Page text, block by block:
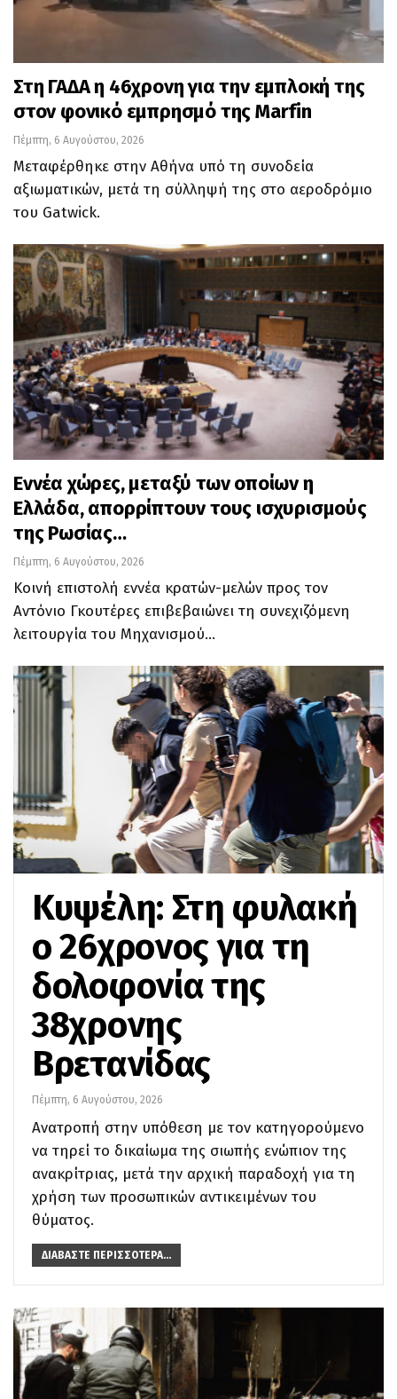
Στη ΓΑΔΑ η 46χρονη για την εμπλοκή της
στον φονικό εμπρησμό της Marfin
Πέμπτη, 6 Αυγούστου, 2026
Μεταφέρθηκε στην Αθήνα υπό τη συνοδεία
αξιωματικών, μετά τη σύλληψή της στο αεροδρόμιο
του Gatwick.
Εννέα χώρες, μεταξύ των οποίων η
Ελλάδα, απορρίπτουν τους ισχυρισμούς
της Ρωσίας…
Πέμπτη, 6 Αυγούστου, 2026
Κοινή επιστολή εννέα κρατών-μελών προς τον
Αντόνιο Γκουτέρες επιβεβαιώνει τη συνεχιζόμενη
λειτουργία του Μηχανισμού…
Κυψέλη: Στη φυλακή
ο 26χρονος για τη
δολοφονία της
38χρονης
Βρετανίδας
Πέμπτη, 6 Αυγούστου, 2026
Ανατροπή στην υπόθεση με τον κατηγορούμενο
να τηρεί το δικαίωμα της σιωπής ενώπιον της
ανακρίτριας, μετά την αρχική παραδοχή για τη
χρήση των προσωπικών αντικειμένων του
θύματος.
ΔΙΑΒΆΣΤΕ ΠΕΡΙΣΣΌΤΕΡΑ...